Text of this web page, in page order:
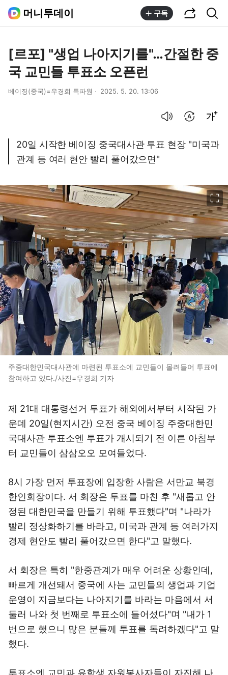
머니투데이 구독
[르포] "생업 나아지기를"…간절한 중
국 교민들 투표소 오픈런
베이징(중국)=우경희 특파원 2025. 5. 20. 13:06
20일 시작한 베이징 중국대사관 투표 현장 "미국과
관계 등 여러 현안 빨리 풀어갔으면"
주중대한민국대사관에 마련된 투표소에 교민들이 몰려들어 투표에
참여하고 있다./사진=우경희 기자
제 21대 대통령선거 투표가 해외에서부터 시작된 가
운데 20일(현지시간) 오전 중국 베이징 주중대한민
국대사관 투표소엔 투표가 개시되기 전 이른 아침부
터 교민들이 삼삼오오 모여들었다.
8시 가장 먼저 투표장에 입장한 사람은 서만교 북경
한인회장이다. 서 회장은 투표를 마친 후 "새롭고 안
정된 대한민국을 만들기 위해 투표했다"며 "나라가
빨리 정상화하기를 바라고, 미국과 관계 등 여러가지
경제 현안도 빨리 풀어갔으면 한다"고 말했다.
서 회장은 특히 "한중관계가 매우 어려운 상황인데,
빠르게 개선돼서 중국에 사는 교민들의 생업과 기업
운영이 지금보다는 나아지기를 바라는 마음에서 서
둘러 나와 첫 번째로 투표소에 들어섰다"며 "내가 1
번으로 했으니 많은 분들께 투표를 독려하겠다"고 말
했다.
투표소엔 교민과 유학생 자원봉사자들이 자진해 나